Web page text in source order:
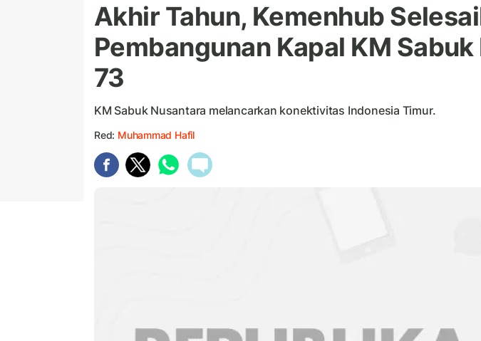
Akhir Tahun, Kemenhub
Pembangunan Kapal KM
73
KM Sabuk Nusantara melancarkan konektivitas Indonesia Timur.
Red: Muhammad Hafil